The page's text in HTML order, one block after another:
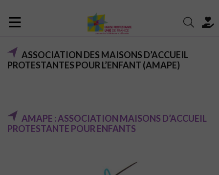
ASSOCIATION DES MAISONS D’ACCUEIL
PROTESTANTES POUR L’ENFANT (AMAPE)
AMAPE : ASSOCIATION MAISONS D’ACCUEIL
PROTESTANTE POUR ENFANTS